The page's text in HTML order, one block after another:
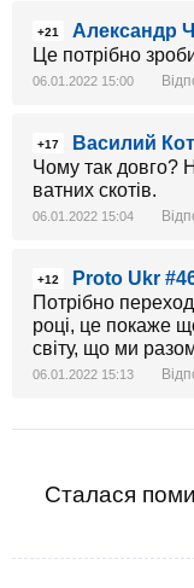
+21
Александр
Це потрібно
06.01.2022 15:00
+17
Василий
Чому так довго?
ватних скотів.
06.01.2022 15:04
+12
Proto Ukr
Потрібно
році, це покаже
світу, що ми
06.01.2022 15:13
Сталася